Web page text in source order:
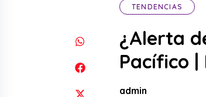
TENDENCIAS
¿Alerta
Pacífico |
admin